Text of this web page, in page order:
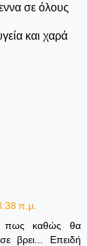
σε όλους
και χαρά
π.μ.
πως καθώς θα
βρει... Επειδή